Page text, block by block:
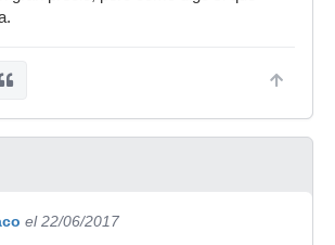
el 22/06/2017